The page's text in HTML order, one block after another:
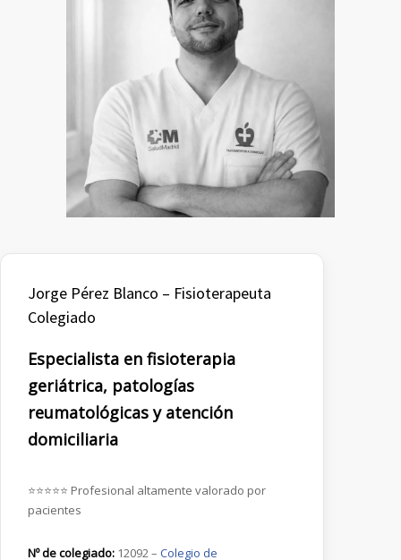
Jorge Pérez Blanco – Fisioterapeuta
Colegiado
Especialista en fisioterapia
geriátrica, patologías
reumatológicas y atención
domiciliaria
⭐⭐⭐⭐⭐ Profesional altamente valorado por
pacientes
Nº de colegiado: 12092 – Colegio de